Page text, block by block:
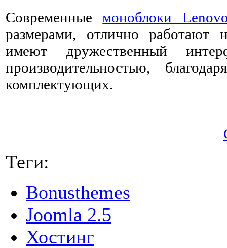
Современныемоноблоки
размерами, отлично работают
имеют дружественный
производительностью,
комплектующих.
Теги:
Bonusthemes
Joomla 2.5
Хостинг